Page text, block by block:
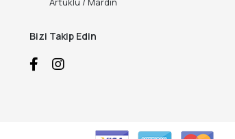
Bizi Takip Edin